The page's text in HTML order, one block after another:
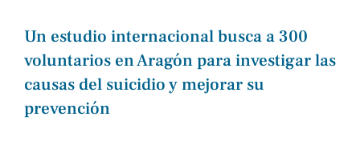
Un estudio internacional busca a 300
voluntarios en Aragón para investigar las
causas del suicidio y mejorar su
prevención